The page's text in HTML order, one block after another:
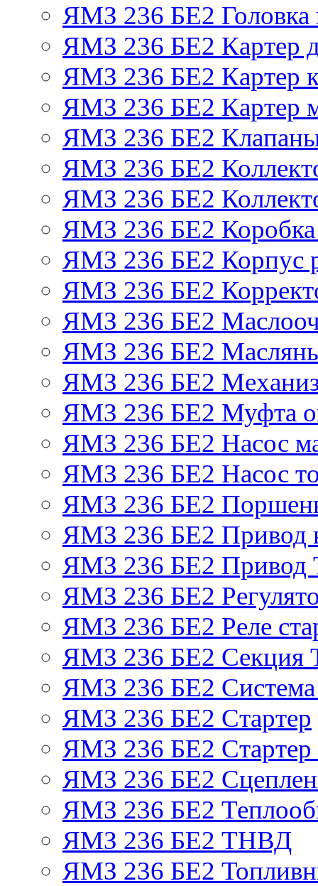
ЯМЗ 236 БЕ2 Головка
ЯМЗ 236 БЕ2 Картер
ЯМЗ 236 БЕ2 Картер
ЯМЗ 236 БЕ2 Картер
ЯМЗ 236 БЕ2 Клапаны
ЯМЗ 236 БЕ2
ЯМЗ 236 БЕ2
ЯМЗ 236 БЕ2 Коробка
ЯМЗ 236 БЕ2 Корпус
ЯМЗ 236 БЕ2
ЯМЗ 236 БЕ2
ЯМЗ 236 БЕ2
ЯМЗ 236 БЕ2
ЯМЗ 236 БЕ2 Муфта
ЯМЗ 236 БЕ2 Насос
ЯМЗ 236 БЕ2 Насос
ЯМЗ 236 БЕ2
ЯМЗ 236 БЕ2 Привод
ЯМЗ 236 БЕ2
ЯМЗ 236 БЕ2
ЯМЗ 236 БЕ2 Реле
ЯМЗ 236 БЕ2
ЯМЗ 236 БЕ2
ЯМЗ 236 БЕ2 Стартер
ЯМЗ 236 БЕ2 Стартер
ЯМЗ 236 БЕ2
ЯМЗ 236 БЕ2
ЯМЗ 236 БЕ2 ТНВД
ЯМЗ 236 БЕ2